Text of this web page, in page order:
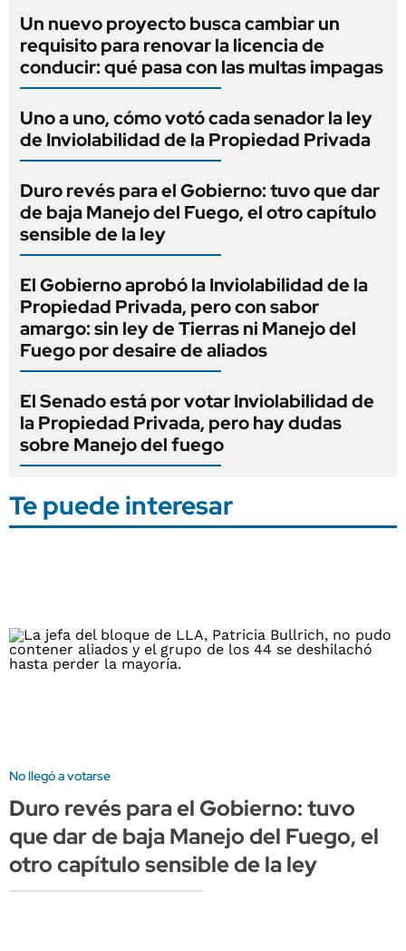
Un nuevo proyecto busca cambiar un
requisito para renovar la licencia de
conducir: qué pasa con las multas impagas
Uno a uno, cómo votó cada senador la ley
de Inviolabilidad de la Propiedad Privada
Duro revés para el Gobierno: tuvo que dar
de baja Manejo del Fuego, el otro capítulo
sensible de la ley
El Gobierno aprobó la Inviolabilidad de la
Propiedad Privada, pero con sabor
amargo: sin ley de Tierras ni Manejo del
Fuego por desaire de aliados
El Senado está por votar Inviolabilidad de
la Propiedad Privada, pero hay dudas
sobre Manejo del fuego
Te puede interesar
No llegó a votarse
Duro revés para el Gobierno: tuvo
que dar de baja Manejo del Fuego, el
otro capítulo sensible de la ley